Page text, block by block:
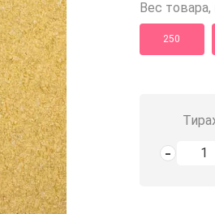
Вес товара,
250